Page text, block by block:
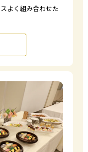
よく組み合わせた